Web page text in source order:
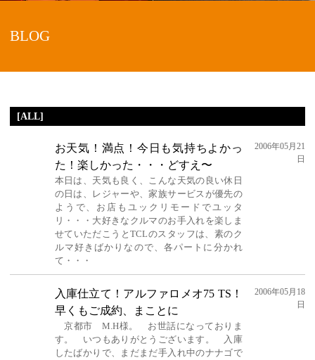
BLOG
[ALL]
お天気！満点！今日も気持ちよかっ
た！楽しかった・・・どすえ〜
本日は、天気も良く、こんな天気の良い休日
の日は、レジャーや、家族サービスが優先の
ようで、お店もユックリモードでユッタ
リ・・・大好きなクルマのお手入れを楽しま
せていただこうとTCLのスタッフは、素のク
ルマ好きばかりなので、各パートに分かれ
て・・・
2006年05月21
日
入庫仕立て！アルファロメオ75 TS！
早くもご成約、まことに
京都市 M.H様。 お世話になっておりま
す。 いつもありがとうございます。 入庫
したばかりで、まだまだ手入れ中のナナゴで
2006年05月18
日